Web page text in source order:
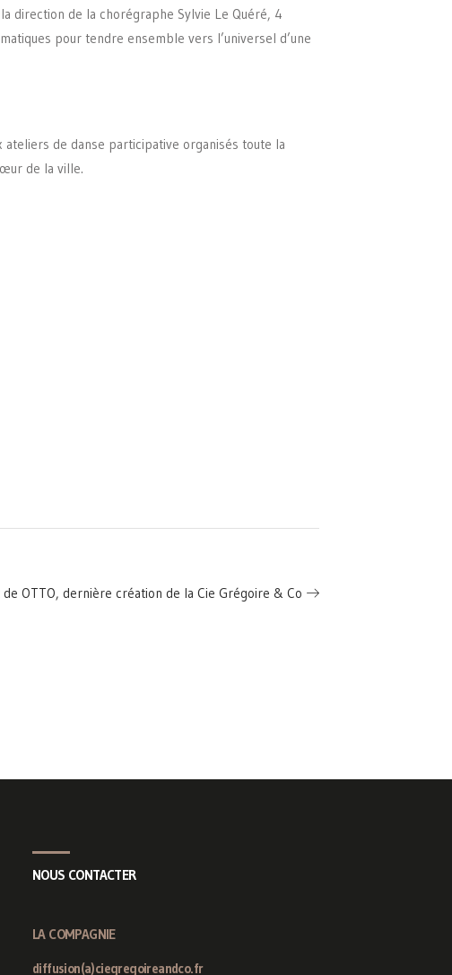
direction de la chorégraphe Sylvie Le Quéré, 4
pour tendre ensemble vers l’universel d’une
de danse participative organisés toute la
de la ville.
de OTTO, dernière création de la Cie Grégoire & Co
NOUS CONTACTER
LA COMPAGNIE
diffusion(a)ciegregoireandco.fr